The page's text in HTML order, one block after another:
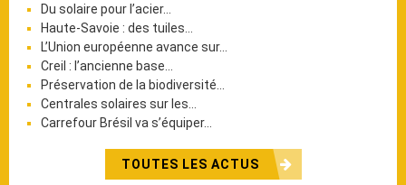
Du solaire pour l’acier…
Haute-Savoie : des tuiles…
L’Union européenne avance sur…
Creil : l’ancienne base…
Préservation de la biodiversité…
Centrales solaires sur les…
Carrefour Brésil va s’équiper…
TOUTES LES ACTUS